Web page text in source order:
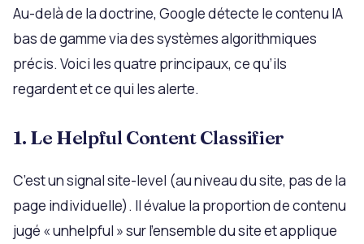
Au-delà de la doctrine, Google détecte le contenu IA
bas de gamme via des systèmes algorithmiques
précis. Voici les quatre principaux, ce qu’ils
regardent et ce qui les alerte.
1. Le Helpful Content Classifier
C’est un signal site-level (au niveau du site, pas de la
page individuelle). Il évalue la proportion de contenu
jugé « unhelpful » sur l’ensemble du site et applique